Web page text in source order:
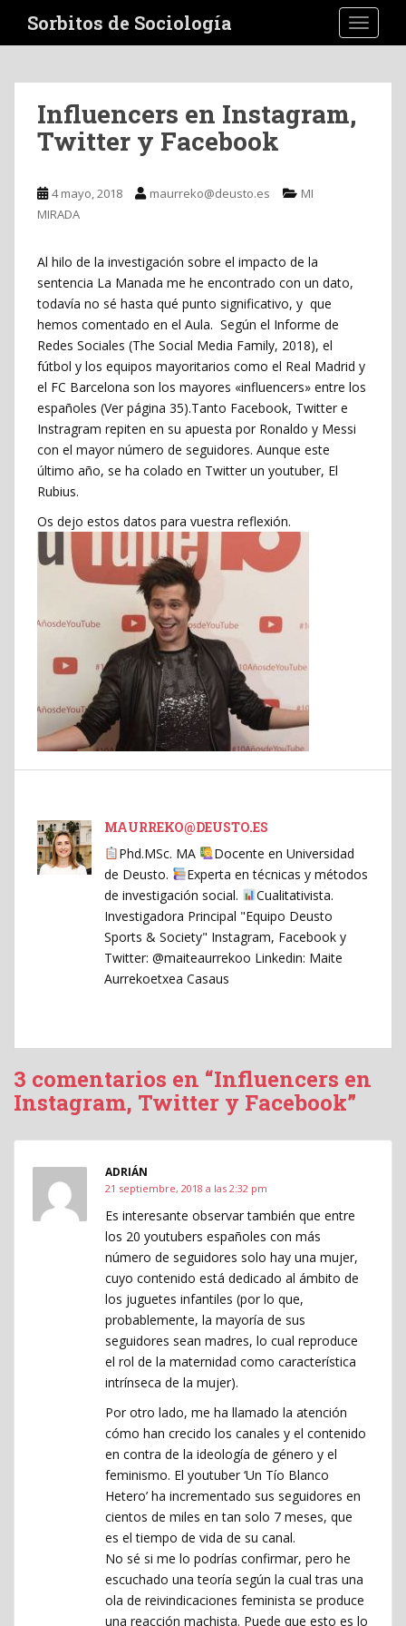
i
Sorbitos de Sociología
Influencers en Instagram,
Twitter y Facebook
4 mayo, 2018 maurreko@deusto.es
MI
MIRADA
Al hilo de la investigación sobre el impacto de la
sentencia La Manada me he encontrado con un dato,
todavía no sé hasta qué punto significativo, y que
hemos comentado en el Aula. Según el Informe de
Redes Sociales (The Social Media Family, 2018), el
fútbol y los equipos mayoritarios como el Real Madrid y
el FC Barcelona son los mayores «influencers» entre los
españoles (Ver página 35).Tanto Facebook, Twitter e
Instragram repiten en su apuesta por Ronaldo y Messi
con el mayor número de seguidores. Aunque este
último año, se ha colado en Twitter un youtuber, El
Rubius.
Os dejo estos datos para vuestra reflexión.
MAURREKO@DEUSTO.ES
Phd.MSc. MA
Docente en Universidad
de Deusto.
Experta en técnicas y métodos
de investigación social.
Cualitativista.
Investigadora Principal "Equipo Deusto
Sports & Society" Instagram, Facebook y
Twitter: @maiteaurrekoo Linkedin: Maite
Aurrekoetxea Casaus
3 comentarios en “Influencers en
Instagram, Twitter y Facebook”
ADRIÁN
21 septiembre, 2018 a las 2:32 pm
Es interesante observar también que entre
los 20 youtubers españoles con más
número de seguidores solo hay una mujer,
cuyo contenido está dedicado al ámbito de
los juguetes infantiles (por lo que,
probablemente, la mayoría de sus
seguidores sean madres, lo cual reproduce
el rol de la maternidad como característica
intrínseca de la mujer).
Por otro lado, me ha llamado la atención
cómo han crecido los canales y el contenido
en contra de la ideología de género y el
feminismo. El youtuber ‘Un Tío Blanco
Hetero’ ha incrementado sus seguidores en
cientos de miles en tan solo 7 meses, que
es el tiempo de vida de su canal.
No sé si me lo podrías confirmar, pero he
escuchado una teoría según la cual tras una
ola de reivindicaciones feminista se produce
una reacción machista. Puede que esto es lo